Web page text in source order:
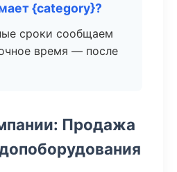
{category}?
сроки сообщаем
время — после
Продажа